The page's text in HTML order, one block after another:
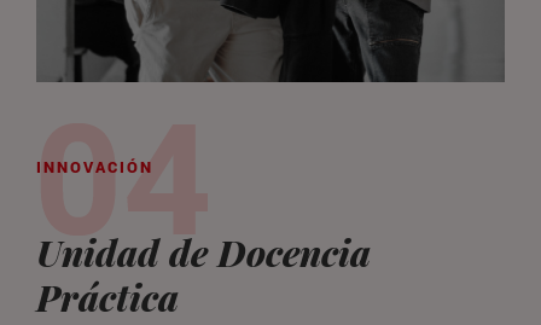
INNOVACIÓN
Unidad de Docencia
Práctica